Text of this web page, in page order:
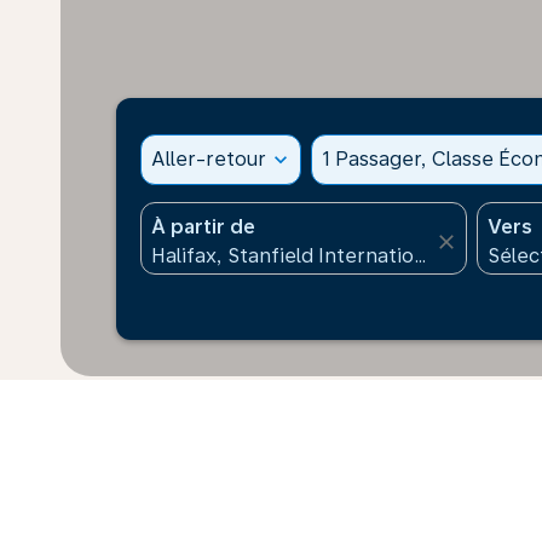
Aller-retour expand_more 1 Passager, Classe
À partir de
close
Vers